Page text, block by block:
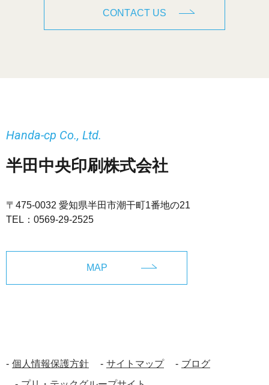
CONTACT US
半田中央印刷株式会社
Handa-cp Co., Ltd.
〒475-0032 愛知県半田市潮干町1番地の21
TEL： 0569-29-2525
MAP
個人情報保護方針 サイトマップ
ブログ